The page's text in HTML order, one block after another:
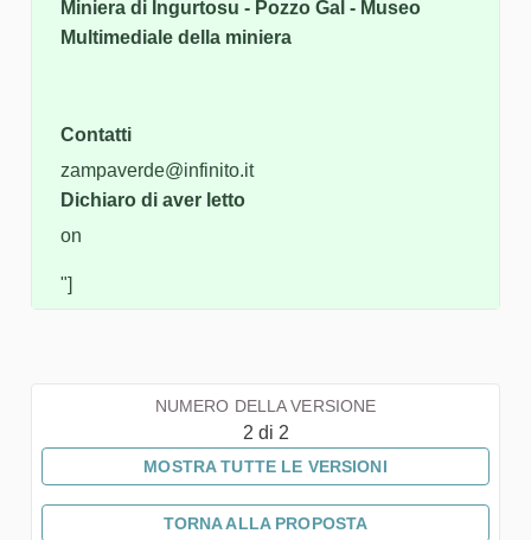
Miniera di Ingurtosu - Pozzo Gal - Museo
Multimediale della miniera
Contatti
zampaverde@infinito.it
Dichiaro di aver letto
on
"]
NUMERO DELLA VERSIONE
2 di 2
MOSTRA TUTTE LE VERSIONI
TORNA ALLA PROPOSTA